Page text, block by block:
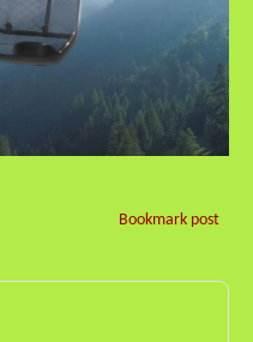
Bookmark post